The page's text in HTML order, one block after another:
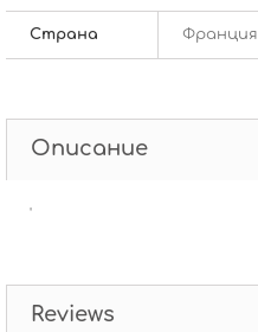
Страна Франция
Описание
'
Reviews